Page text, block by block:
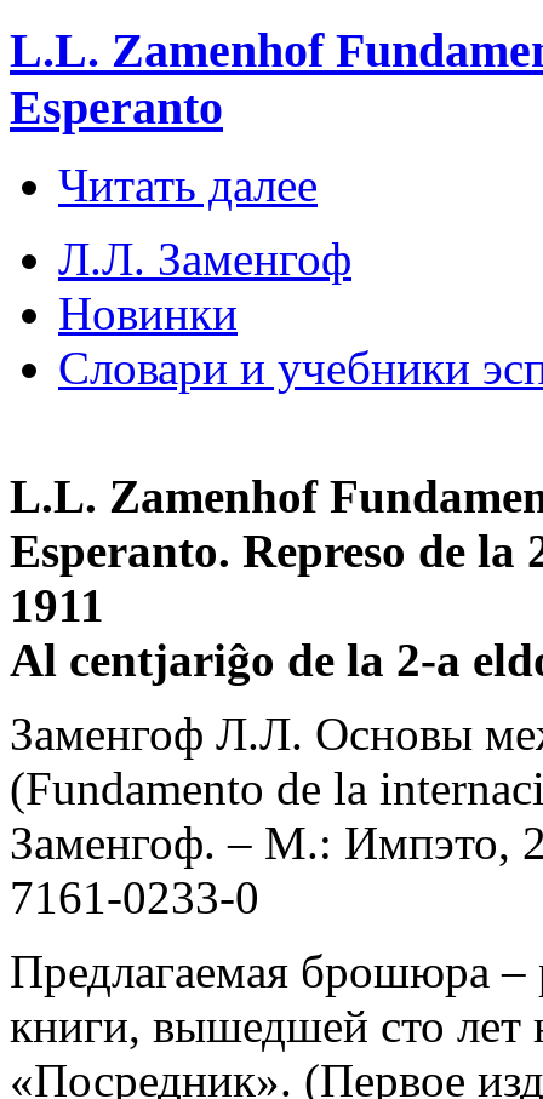
L.L. Zamenhof
Esperanto
Читать далее
Л.Л. Заменгоф
Новинки
Словари и учебники
L.L. Zamenhof
Esperanto. Represo de la
1911
Al centjariĝo de la 2-a
Заменгоф Л.Л. Основы
(Fundamento de la
Заменгоф. – М.: Импэто,
7161-0233-0
Предлагаемая брошюра –
книги, вышедшей сто лет
«Посредник». (Первое